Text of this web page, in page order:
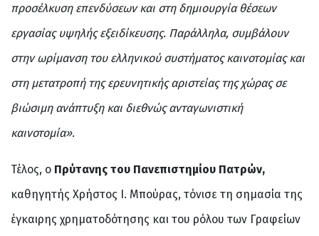
προσέλκυση επενδύσεων και στη δημιουργία θέσεων
εργασίας υψηλής εξειδίκευσης. Παράλληλα, συμβάλουν
στην ωρίμανση του ελληνικού συστήματος καινοτομίας και
στη μετατροπή της ερευνητικής αριστείας της χώρας σε
βιώσιμη ανάπτυξη και διεθνώς ανταγωνιστική
καινοτομία».
Τέλος, ο Πρύτανης του Πανεπιστημίου Πατρών,
καθηγητής Χρήστος Ι. Μπούρας, τόνισε τη σημασία της
έγκαιρης χρηματοδότησης και του ρόλου των Γραφείων